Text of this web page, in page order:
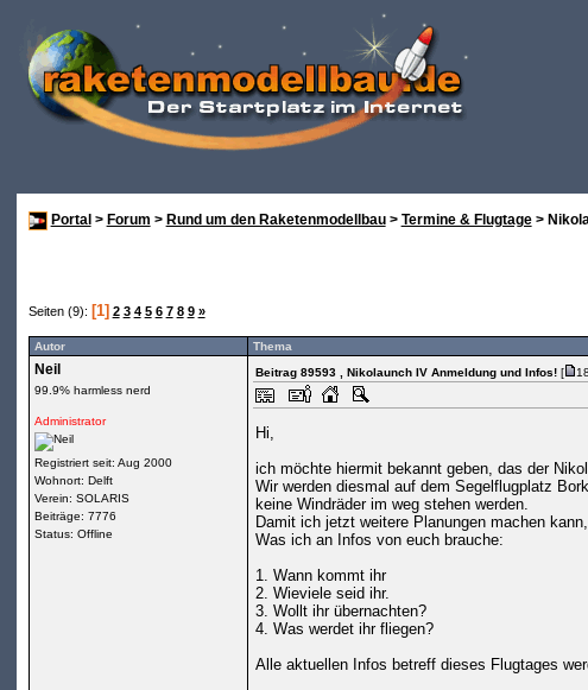
Portal > Forum > Rund um den Raketenmodellbau> Termine & Flugtage>
Seiten (9): [1] 2 3 4 5 6 7 8 9 »
Autor Thema
Neil
99.9% harmless nerd
Administrator
Registriert seit: Aug 2000
Wohnort: Delft
Verein: SOLARIS
Beiträge: 7776
Status: Offline
Beitrag 89593 , Nikolaunch IV Anmeldung und Infos![
Hi,
ich möchte hiermit bekannt geben, das der
Wir werden diesmal auf dem Segelflugplatz
keine Windräder im weg stehen werden.
Damit ich jetzt weitere Planungen machen
Was ich an Infos von euch brauche:
1. Wann kommt ihr
2. Wieviele seid ihr.
3. Wollt ihr übernachten?
4. Was werdet ihr fliegen?
Alle aktuellen Infos betreff dieses Flugtages